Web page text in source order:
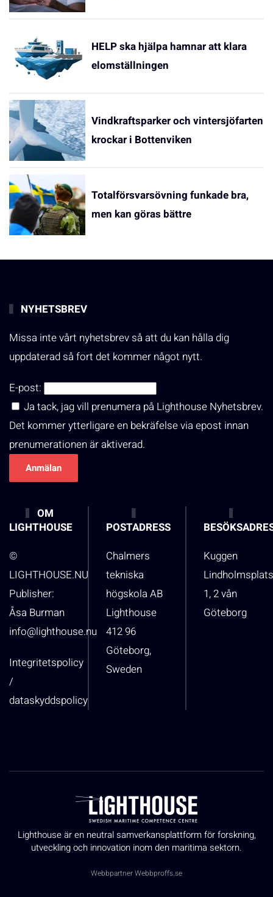
HELP ska hjälpa hamnar att klara
elomställningen
Vindkraftsparker och vintersjöfarten
krockar i Bottenviken
Totalförsvarsövning funkade bra,
men kan göras bättre
NYHETSBREV
Missa inte vårt nyhetsbrev så att du kan hålla dig
uppdaterad så fort det kommer något nytt.
E-post:
Ja tack, jag vill prenumera på Lighthouse Nyhetsbrev.
Det kommer ytterligare en bekräfelse via epost innan
prenumerationen är aktiverad.
OM
LIGHTHOUSE
©
LIGHTHOUSE.NU
Publisher:
Åsa Burman
info@lighthouse.nu
Integritetspolicy
/
dataskyddspolicy
POSTADRESS
Chalmers
tekniska
högskola AB
Lighthouse
412 96
Göteborg,
Sweden
Kuggen
1, 2 vån
Göteborg
Lighthouse är en neutral samverkansplattform för forskning,
utveckling och innovation inom den maritima sektorn.
WebbpartnerWebbproffs.se